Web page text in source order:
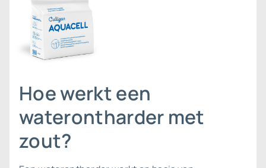
Hoe werkt een
waterontharder met
zout?